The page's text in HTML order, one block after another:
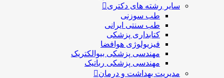
سایر رشته های دکتری
طب سوزنی
طب سنتی ایرانی
کتابداری پزشکی
فیزیولوژی هوافضا
مهندسی پزشکی بیوالکتریک
مهندسی پزشکی رباتیک
مدیریت بهداشت و درمان